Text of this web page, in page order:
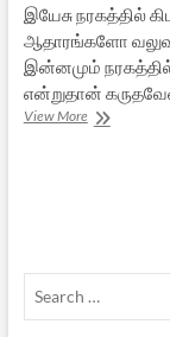
இயேசு நரகத்தில்
ஆதாரங்களோ
இன்னமும்
என்றுதான்
View Moreகிறிஸ்தவ